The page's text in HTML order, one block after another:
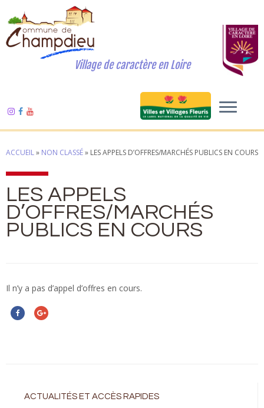
Village de caractère en Loire
ACCUEIL» NON CLASSÉ» LES APPELS D’OFFRES/MARCHÉS PUBLICS EN COURS
LES APPELS
D’OFFRES/MARCHÉS
PUBLICS EN COURS
Il n’y a pas d’appel d’offres en cours.
ACTUALITÉS ET ACCÈS RAPIDES